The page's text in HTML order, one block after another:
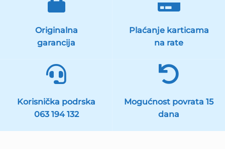
Originalna
garancija
Plaćanje karticama
na rate
Korisnička podrska
063 194 132
Mogućnost povrata 15
dana